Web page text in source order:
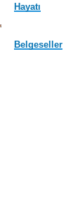
Hayatı
Belgeseller